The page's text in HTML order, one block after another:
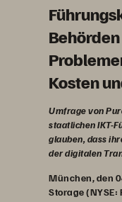
Kosten
Umfrage von
staatlichen IKT-
glauben, dass
der digitalen
München, den
Storage (NYSE: